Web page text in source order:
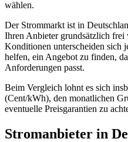
wählen.
Der Strommarkt ist in
Ihren Anbieter grundsätzlich frei
Konditionen unterscheiden sich
helfen, ein Angebot zu finden,
Anforderungen passt.
Beim Vergleich lohnt es sich
(Cent/kWh), den monatlichen
eventuelle Preisgarantien zu
Stromanbieter in